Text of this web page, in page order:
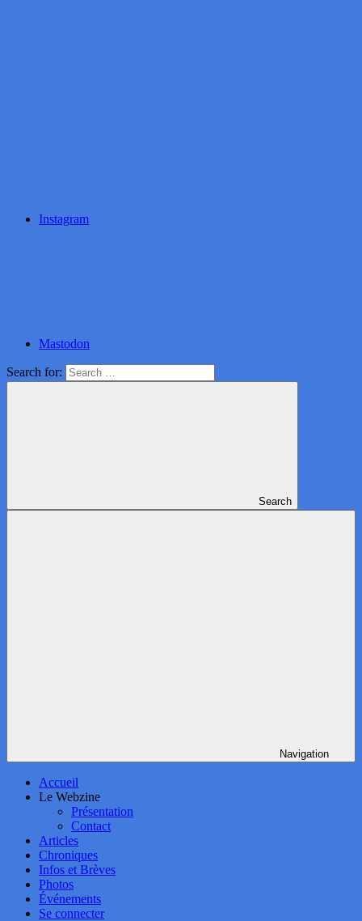
Instagram
Mastodon
Search for:
Search
Navigation
Accueil
Le Webzine
Présentation
Contact
Articles
Chroniques
Infos et Brèves
Photos
Événements
Se connecter